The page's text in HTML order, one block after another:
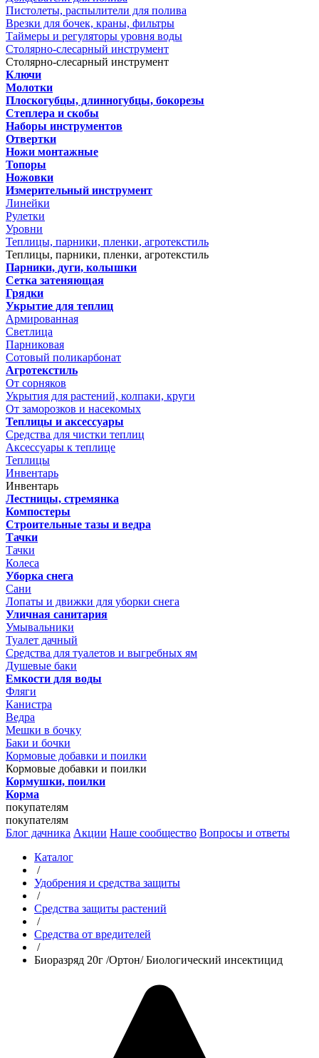
Пистолеты, распылители для полива
Врезки для бочек, краны, фильтры
Таймеры и регуляторы уровня воды
Столярно-слесарный инструмент
Столярно-слесарный инструмент
Ключи
Молотки
Плоскогубцы, длинногубцы, бокорезы
Степлера и скобы
Наборы инструментов
Отвертки
Ножи монтажные
Топоры
Ножовки
Измерительный инструмент
Линейки
Рулетки
Уровни
Теплицы, парники, пленки, агротекстиль
Теплицы, парники, пленки, агротекстиль
Парники, дуги, колышки
Сетка затеняющая
Грядки
Укрытие для теплиц
Армированная
Светлица
Парниковая
Сотовый поликарбонат
Агротекстиль
От сорняков
Укрытия для растений, колпаки, круги
От заморозков и насекомых
Теплицы и аксессуары
Средства для чистки теплиц
Аксессуары к теплице
Теплицы
Инвентарь
Инвентарь
Лестницы, стремянка
Компостеры
Строительные тазы и ведра
Тачки
Тачки
Колеса
Уборка снега
Сани
Лопаты и движки для уборки снега
Уличная санитария
Умывальники
Туалет дачный
Средства для туалетов и выгребных ям
Душевые баки
Емкости для воды
Фляги
Канистра
Ведра
Мешки в бочку
Баки и бочки
Кормовые добавки и поилки
Кормовые добавки и поилки
Кормушки, поилки
Корма
покупателям
покупателям
Блог дачника Акции Наше сообщество Вопросы и ответы
Каталог
/
Удобрения и средства защиты
/
Средства защиты растений
/
Средства от вредителей
/
Биоразряд 20г /Ортон/ Биологический инсектицид